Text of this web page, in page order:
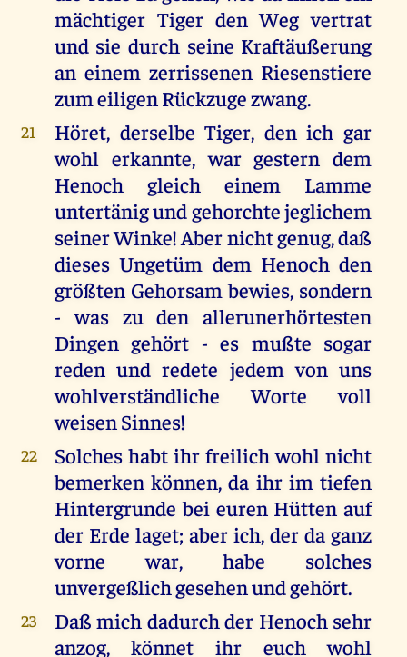
mächtiger Tiger den Weg vertrat
und sie durch seine Kraftäußerung
an einem zerrissenen Riesenstiere
zum eiligen Rückzuge zwang.
21
Höret, derselbe Tiger, den ich gar
wohl erkannte, war gestern dem
Henoch gleich einem Lamme
untertänig und gehorchte jeglichem
seiner Winke! Aber nicht genug, daß
dieses Ungetüm dem Henoch den
größten Gehorsam bewies, sondern
- was zu den allerunerhörtesten
Dingen gehört - es mußte sogar
reden und redete jedem von uns
wohlverständliche Worte voll
weisen Sinnes!
22
Solches habt ihr freilich wohl nicht
bemerken können, da ihr im tiefen
Hintergrunde bei euren Hütten auf
der Erde laget; aber ich, der da ganz
vorne war, habe solches
unvergeßlich gesehen und gehört.
23
Daß mich dadurch der Henoch sehr
anzog, könnet ihr euch wohl